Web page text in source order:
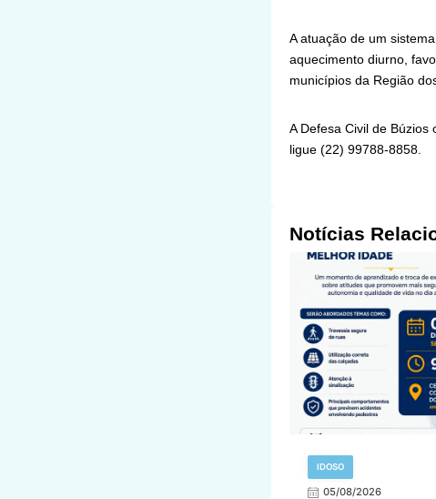
A atuação de um
aquecimento diurno,
municípios da Região
A Defesa Civil de
ligue (22) 99788-8858.
Notícias
IDOSO
05/08/2026